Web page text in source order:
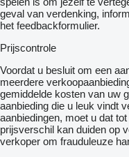
geval van verdenking,
het feedbackformulier.
Prijscontrole
Voordat u besluit om een
meerdere
gemiddelde kosten van uw
aanbieding die u leuk vindt
aanbiedingen, moet u dat
prijsverschil kan duiden op
verkoper om frauduleuze